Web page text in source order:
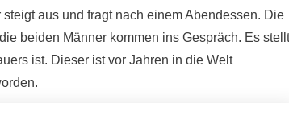
aus und fragt nach einem Abendessen. Die
beiden Männer kommen ins Gespräch. Es stellt
ist. Dieser ist vor Jahren in die Welt